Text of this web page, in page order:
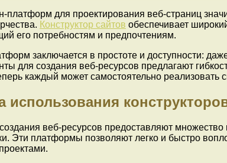
платформ для проектирования веб-страниц
Конструктор сайтов обеспечивает
его потребностям и предпочтениям.
заключается в простоте и доступности:
для создания веб-ресурсов предлагают
каждый может самостоятельно
использования
веб-ресурсов предоставляют
Эти платформы позволяют легко и быстро